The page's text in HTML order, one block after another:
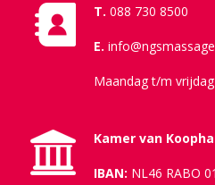
T. 088 730 8500
E.
Maandag t/m
Kamer van
IBAN: NL46 RABO